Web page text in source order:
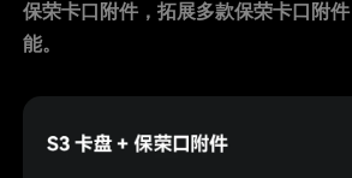
保荣卡口附件，拓展多款保荣卡口附
能。